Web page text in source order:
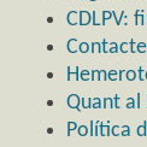
CDLPV:
Contacte
Quant al
Política